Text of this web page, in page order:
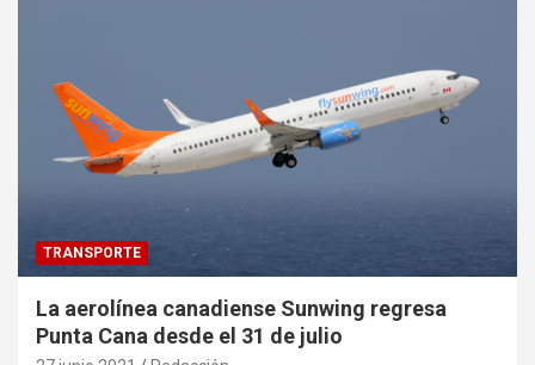
TRANSPORTE
La aerolínea canadiense Sunwing regresa
Punta Cana desde el 31 de julio